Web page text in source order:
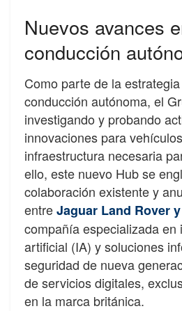
Nuevos avances
conducción
Como parte de la
conducción autónoma, el
investigando y probando
innovaciones para
infraestructura necesaria
ello, este nuevo Hub se
colaboración existente y
entreJaguar Land Rover
compañía especializada en
artificial (IA) y soluciones
seguridad de nueva
de servicios digitales,
en la marca británica.